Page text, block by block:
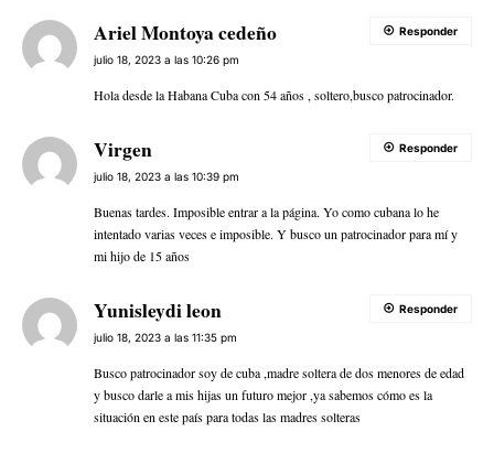
Ariel Montoya cedeño
julio 18, 2023 a las 10:26 pm
Hola desde la Habana Cuba con 54 años , soltero,busco patrocinador.
Responder
Virgen
julio 18, 2023 a las 10:39 pm
Buenas tardes. Imposible entrar a la página. Yo como cubana lo he
intentado varias veces e imposible. Y busco un patrocinador para mí y
mi hijo de 15 años
Responder
Yunisleydi leon
julio 18, 2023 a las 11:35 pm
Busco patrocinador soy de cuba ,madre soltera de dos menores de edad
y busco darle a mis hijas un futuro mejor ,ya sabemos cómo es la
situación en este país para todas las madres solteras
Responder